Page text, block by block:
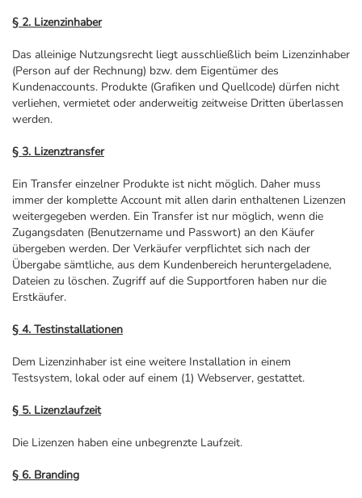
§ 2. Lizenzinhaber
Das alleinige Nutzungsrecht liegt ausschließlich beim Lizenzinhaber
(Person auf der Rechnung) bzw. dem Eigentümer des
Kundenaccounts. Produkte (Grafiken und Quellcode) dürfen nicht
verliehen, vermietet oder anderweitig zeitweise Dritten überlassen
werden.
§ 3. Lizenztransfer
Ein Transfer einzelner Produkte ist nicht möglich. Daher muss
immer der komplette Account mit allen darin enthaltenen Lizenzen
weitergegeben werden. Ein Transfer ist nur möglich, wenn die
Zugangsdaten (Benutzername und Passwort) an den Käufer
übergeben werden. Der Verkäufer verpflichtet sich nach der
Übergabe sämtliche, aus dem Kundenbereich heruntergeladene,
Dateien zu löschen. Zugriff auf die Supportforen haben nur die
Erstkäufer.
§ 4. Testinstallationen
Dem Lizenzinhaber ist eine weitere Installation in einem
Testsystem, lokal oder auf einem (1) Webserver, gestattet.
§ 5. Lizenzlaufzeit
Die Lizenzen haben eine unbegrenzte Laufzeit.
§ 6. Branding